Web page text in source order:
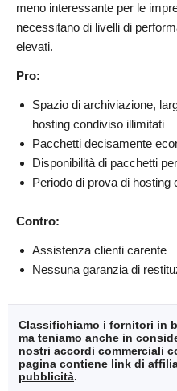
meno interessante per le
necessitano di livelli di
elevati.
Pro:
Spazio di archiviazione,
hosting condiviso illimitati
Pacchetti decisamente
Disponibilità di pacchetti
Periodo di prova di hosting
Contro:
Assistenza clienti carente
Nessuna garanzia di
Classifichiamo i fornitori in
ma teniamo anche in
nostri accordi commerciali
pagina contiene link di
pubblicità.